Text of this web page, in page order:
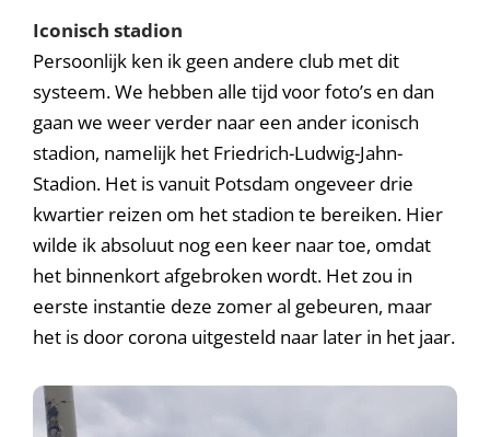
Iconisch stadion
Persoonlijk ken ik geen andere club met dit
systeem. We hebben alle tijd voor foto’s en dan
gaan we weer verder naar een ander iconisch
stadion, namelijk het Friedrich-Ludwig-Jahn-
Stadion. Het is vanuit Potsdam ongeveer drie
kwartier reizen om het stadion te bereiken. Hier
wilde ik absoluut nog een keer naar toe, omdat
het binnenkort afgebroken wordt. Het zou in
eerste instantie deze zomer al gebeuren, maar
het is door corona uitgesteld naar later in het jaar.